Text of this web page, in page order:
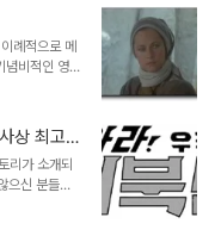
들어주지 못
왜일까? 인
문가)인 키이
의 관할이 아
게다가 더욱
례적으로 메
념비적인 영
재하는 상어
한 것이었을
스]. 그러나 2
어와 관련된
편들을 생산
짐작할만 하
상 최고
리가 소개되
으신 분들께
년, 비트윈